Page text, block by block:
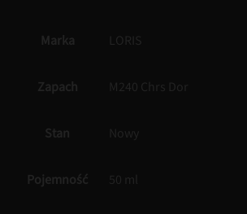
Marka LORIS
Zapach M240 Chrs Dor
Stan Nowy
Pojemność 50 ml